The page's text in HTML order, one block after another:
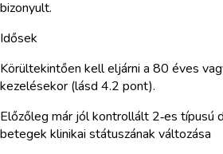
bizonyult.
Idősek
Körültekintően kell eljárni a 80 éves
kezelésekor (lásd 4.2 pont).
Előzőleg már jól kontrollált 2‑es típusú
betegek klinikai státuszának változása